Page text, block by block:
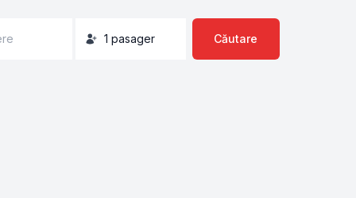
1 pasager Căutare